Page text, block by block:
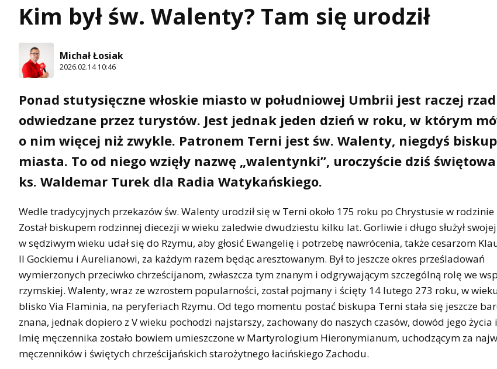
Kim był św. Walenty? Tam się urodził
Michał Łosiak
2026.02.14 10:46
Ponad stutysięczne włoskie miasto w południowej Umbrii jest raczej
odwiedzane przez turystów. Jest jednak jeden dzień w roku, w którym
o nim więcej niż zwykle. Patronem Terni jest św. Walenty, niegdyś
miasta. To od niego wzięły nazwę „walentynki”, uroczyście dziś
ks. Waldemar Turek dla Radia Watykańskiego.
Wedle tradycyjnych przekazów św. Walenty urodził się w Terni około 175 roku po Chrystusie w
Został biskupem rodzinnej diecezji w wieku zaledwie dwudziestu kilku lat. Gorliwie i długo służył
w sędziwym wieku udał się do Rzymu, aby głosić Ewangelię i potrzebę nawrócenia, także cesarzom
II Gockiemu i Aurelianowi, za każdym razem będąc aresztowanym. Był to jeszcze okres prześladowań
wymierzonych przeciwko chrześcijanom, zwłaszcza tym znanym i odgrywającym szczególną rolę we
rzymskiej. Walenty, wraz ze wzrostem popularności, został pojmany i ścięty 14 lutego 273 roku, w
blisko Via Flaminia, na peryferiach Rzymu. Od tego momentu postać biskupa Terni stała się jeszcze
znana, jednak dopiero z V wieku pochodzi najstarszy, zachowany do naszych czasów, dowód jego życia
Imię męczennika zostało bowiem umieszczone w Martyrologium Hieronymianum, uchodzącym za
męczenników i świętych chrześcijańskich starożytnego łacińskiego Zachodu.